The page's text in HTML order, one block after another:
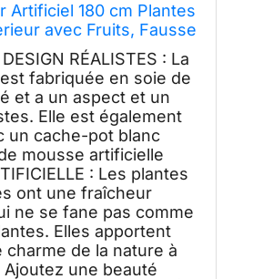
Artificiel 180 cm Plantes
avec Fruits, Fausse
Blanc Pot pour Maison
Balcon Déco (1 Pièce)
RÉALISTES : La
fabriquée en soie de
et a un aspect et un
Elle est également
un cache-pot blanc
mousse artificielle
: Les plantes
ont une fraîcheur
ne se fane pas comme
Elles apportent
charme de la nature à
une beauté